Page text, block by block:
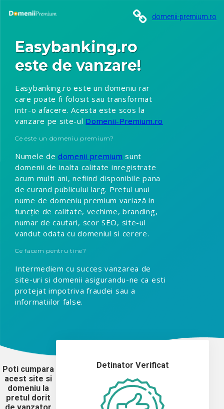
domenii-premium.ro
Easybanking.ro
este de vanzare!
Easybanking.ro este un domeniu rar
care poate fi folosit sau transformat
intr-o afacere. Acesta este scos la
vanzare pe site-ul Domenii-Premium.ro
Ce este un domeniu premium?
Numele de domenii premium sunt
domenii de inalta calitate inregistrate
acum multi ani, nefiind disponibile pana
de curand publicului larg. Pretul unui
nume de domeniu premium variază in
funcție de calitate, vechime, branding,
numar de cautari, scor SEO, site-ul
vandut odata cu domeniul si cerere.
Ce facem pentru tine?
Intermediem cu succes vanzarea de
site-uri si domenii asigurandu-ne ca esti
protejat impotriva fraudei sau a
informatiilor false.
Detinator Verificat
Poti cumpara
acest site si
domeniu la
pretul dorit